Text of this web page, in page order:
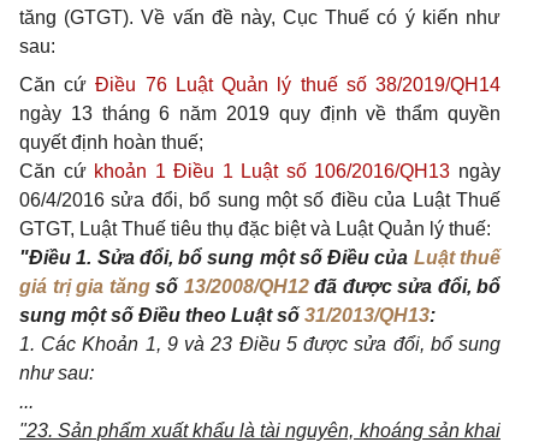
tăng (GTGT). Về vấn đề này, Cục Thuế có ý kiến như
sau:
Căn cứĐiều 76 Luật Quản lý thuế số 38/2019/QH14
ngày 13 tháng 6 năm 2019 quy định về thẩm quyền
quyết định hoàn thuế;
Căn cứ khoản 1 Điều 1 Luật số 106/2016/QH13 ngày
06/4/2016 sửa đổi, bổ sung một số điều của Luật Thuế
GTGT, Luật Thuế tiêu thụ đặc biệt và Luật Quản lý thuế:
"Điều 1. Sửa đổi, bổ sung một số Điều của Luật thuế
giá trị gia tăngsố 13/2008/QH12đã được sửa đổi, bổ
sung một số Điều theo Luật số 31/2013/QH13:
1. Các Khoản 1, 9 và 23 Điều 5 được sửa đổi, bổ sung
như sau:
...
"23. Sản phẩm xuất khẩu là tài nguyên, khoáng sản khai